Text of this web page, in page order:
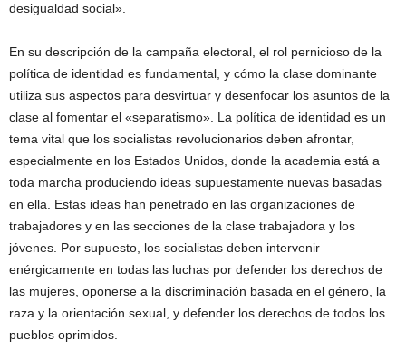
desigualdad social».
En su descripción de la campaña electoral, el rol pernicioso de la
política de identidad es fundamental, y cómo la clase dominante
utiliza sus aspectos para desvirtuar y desenfocar los asuntos de la
clase al fomentar el «separatismo». La política de identidad es un
tema vital que los socialistas revolucionarios deben afrontar,
especialmente en los Estados Unidos, donde la academia está a
toda marcha produciendo ideas supuestamente nuevas basadas
en ella. Estas ideas han penetrado en las organizaciones de
trabajadores y en las secciones de la clase trabajadora y los
jóvenes. Por supuesto, los socialistas deben intervenir
enérgicamente en todas las luchas por defender los derechos de
las mujeres, oponerse a la discriminación basada en el género, la
raza y la orientación sexual, y defender los derechos de todos los
pueblos oprimidos.